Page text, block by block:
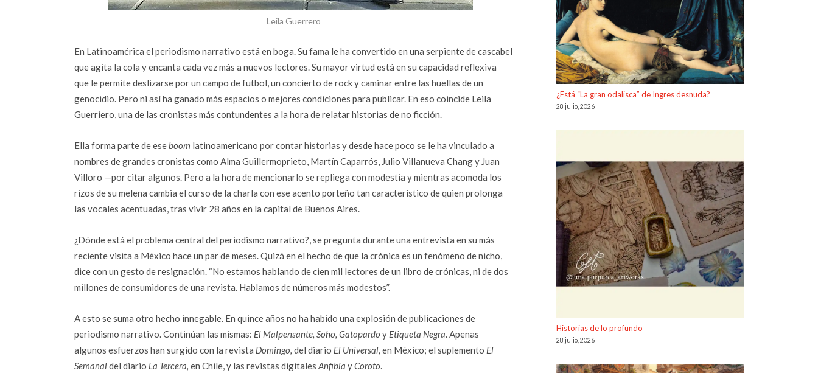
Leila Guerrero
En Latinoamérica el periodismo narrativo está en boga. Su fama le ha convertido en una serpiente de cascabel
que agita la cola y encanta cada vez más a nuevos lectores. Su mayor virtud está en su capacidad reflexiva
que le permite deslizarse por un campo de futbol, un concierto de rock y caminar entre las huellas de un
genocidio. Pero ni así ha ganado más espacios o mejores condiciones para publicar. En eso coincide Leila
Guerriero, una de las cronistas más contundentes a la hora de relatar historias de no ficción.
Ella forma parte de eseboom latinoamericano por contar historias y desde hace poco se le ha vinculado a
nombres de grandes cronistas como Alma Guillermoprieto, Martín Caparrós, Julio Villanueva Chang y Juan
Villoro —por citar algunos. Pero a la hora de mencionarlo se repliega con modestia y mientras acomoda los
rizos de su melena cambia el curso de la charla con ese acento porteño tan característico de quien prolonga
las vocales acentuadas, tras vivir 28 años en la capital de Buenos Aires.
¿Dónde está el problema central del periodismo narrativo?, se pregunta durante una entrevista en su más
reciente visita a México hace un par de meses. Quizá en el hecho de que la crónica es un fenómeno de nicho,
dice con un gesto de resignación. “No estamos hablando de cien mil lectores de un libro de crónicas, ni de dos
millones de consumidores de una revista. Hablamos de números más modestos”.
A esto se suma otro hecho innegable. En quince años no ha habido una explosión de publicaciones de
periodismo narrativo. Continúan las mismas: El Malpensante, Soho, Gatopardo y Etiqueta Negra. Apenas
algunos esfuerzos han surgido con la revista Domingo, del diario El Universal, en México; el suplemento El
Semanaldel diario La Tercera, en Chile, y las revistas digitales Anfibia yCoroto.
¿Está “La gran odalisca” de Ingres desnuda?
28 julio, 2026
Historias de lo profundo
28 julio, 2026